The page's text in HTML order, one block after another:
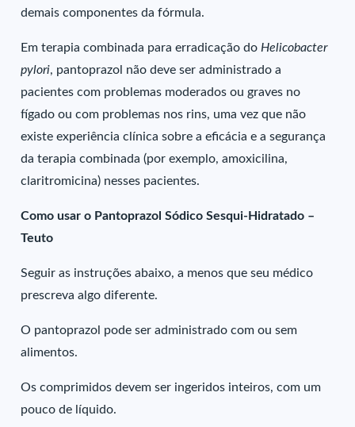
demais componentes da fórmula.
Em terapia combinada para erradicação do Helicobacter
pylori, pantoprazol não deve ser administrado a
pacientes com problemas moderados ou graves no
fígado ou com problemas nos rins, uma vez que não
existe experiência clínica sobre a eficácia e a segurança
da terapia combinada (por exemplo, amoxicilina,
claritromicina) nesses pacientes.
Como usar o Pantoprazol Sódico Sesqui-Hidratado –
Teuto
Seguir as instruções abaixo, a menos que seu médico
prescreva algo diferente.
O pantoprazol pode ser administrado com ou sem
alimentos.
Os comprimidos devem ser ingeridos inteiros, com um
pouco de líquido.